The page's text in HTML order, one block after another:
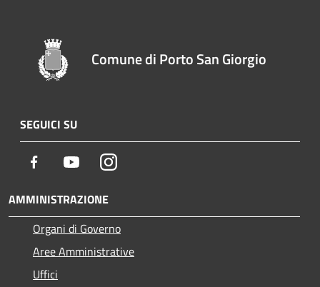
Comune di Porto San Giorgio
SEGUICI SU
Facebook YoutubeInstagram
AMMINISTRAZIONE
Organi di Governo
Aree Amministrative
Uffici